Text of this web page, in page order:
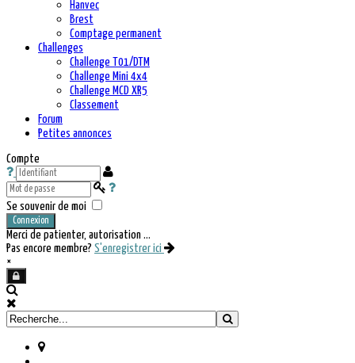
Hanvec
Brest
Comptage permanent
Challenges
Challenge T01/DTM
Challenge Mini 4x4
Challenge MCD XR5
Classement
Forum
Petites annonces
Compte
Se souvenir de moi
Connexion
Merci de patienter, autorisation ...
Pas encore membre? S'enregistrer ici
×